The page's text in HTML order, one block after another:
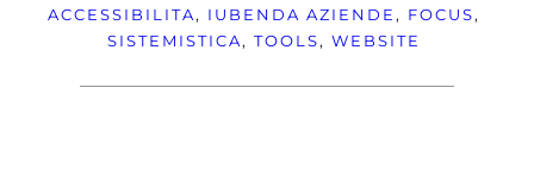
ACCESSIBILITA, IUBENDA AZIENDE , FOCUS
SISTEMISTICA, TOOLS, WEBSITE